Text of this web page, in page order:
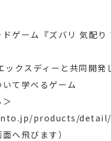
ゲーム『ズバリ 気配り
ックスディーと共同開発
て学べるゲーム
products/detail/
へ飛びます）